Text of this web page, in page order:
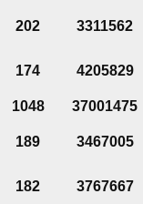
202 3311562
174 4205829
1048
37001475
189 3467005
182 3767667